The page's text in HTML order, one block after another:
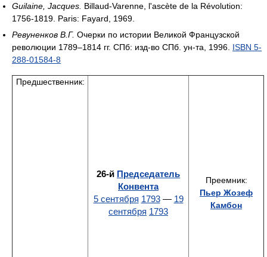
Guilaine, Jacques. Billaud-Varenne, l'ascète de la Révolution:
1756-1819. Paris: Fayard, 1969.
Ревуненков В.Г. Очерки по истории Великой Французской
революции 1789–1814 гг. СПб: изд-во СПб. ун-та, 1996. ISBN 5-
288-01584-8